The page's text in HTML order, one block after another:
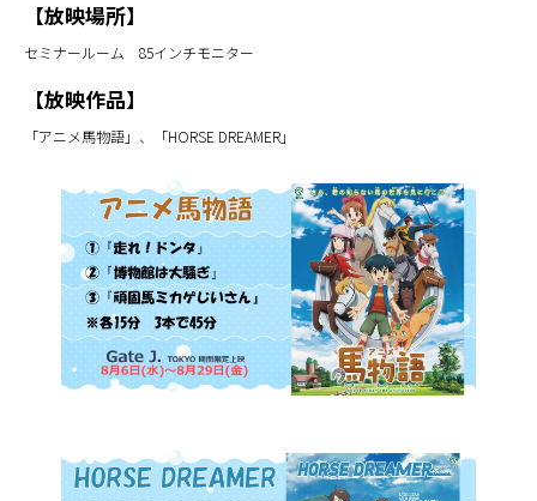
【放映場所】
セミナールーム 85インチモニター
【放映作品】
「アニメ馬物語」、「HORSE DREAMER」